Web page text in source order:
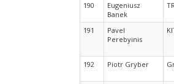
190
Eugeniusz
Banek
191
Pavel
Perebyinis
192 Piotr Gryber